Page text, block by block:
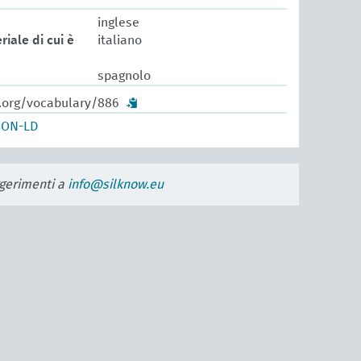
inglese
di cui è
italiano
spagnolo
vocabulary/886
LD
a info@silknow.eu